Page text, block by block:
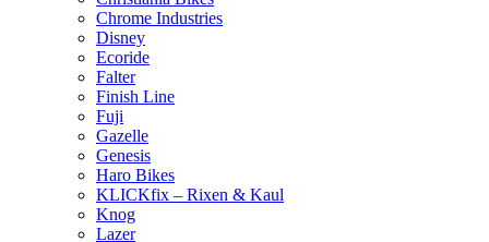
Chrome Industries
Disney
Ecoride
Falter
Finish Line
Fuji
Gazelle
Genesis
Haro Bikes
KLICKfix – Rixen & Kaul
Knog
Lazer